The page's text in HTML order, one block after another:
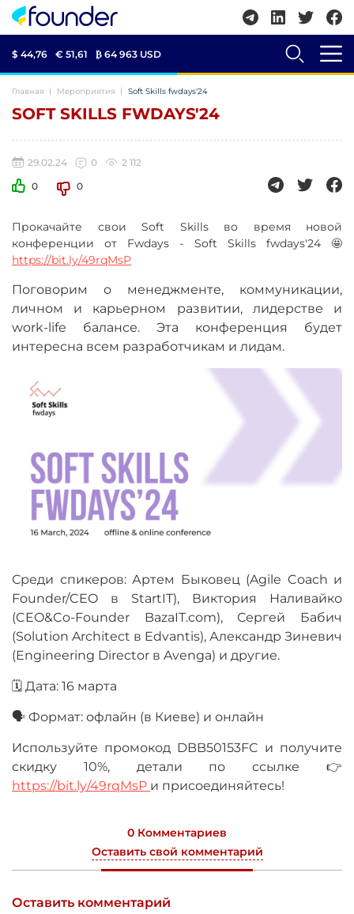
$ 44,76 € 51,61 ₿ 64 963 USD
Главная Мероприятия Soft Skills fwdays'24
SOFT SKILLS FWDAYS'24
29.02.24 0
2 112
0
0
Прокачайте свои Soft Skills во время новой
конференции от Fwdays - Soft Skills fwdays'24 🤩
https://bit.ly/49rqMsP
Поговорим о менеджменте, коммуникации,
личном и карьерном развитии, лидерстве и
work-life балансе. Эта конференция будет
интересна всем разработчикам и лидам.
Среди спикеров: Артем Быковец (Agile Coach и
Founder/CEO в StartIT), Виктория Наливайко
(CEO&Co-Founder BazaIT.com), Сергей Бабич
(Solution Architect в Edvantis), Александр Зиневич
(Engineering Director в Avenga) и другие.
🗓 Дата: 16 марта
🗣 Формат: офлайн (в Киеве) и онлайн
Используйте промокод DBB50153FC и получите
скидку 10%, детали по ссылке 👉
https://bit.ly/49rqMsP и присоединяйтесь!
0 Комментариев
Оставить свой комментарий
Оставить комментарий